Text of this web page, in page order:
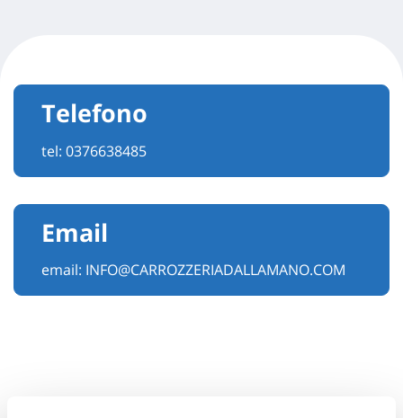
Telefono
tel: 0376638485
Email
email: INFO@CARROZZERIADALLAMANO.COM